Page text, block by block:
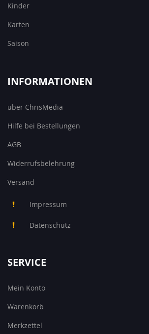
Kinder
Karten
Saison
INFORMATIONEN
über ChrisMedia
Hilfe bei Bestellungen
AGB
Widerrufsbelehrung
Versand
Impressum
Datenschutz
SERVICE
Mein Konto
Warenkorb
Merkzettel